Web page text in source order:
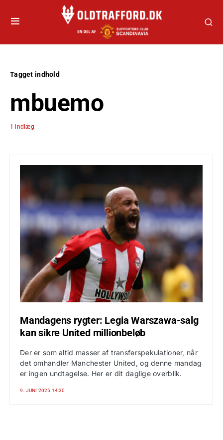
Tagget indhold
mbuemo
1 indlæg
Mandagens rygter: Legia Warszawa-salg
kan sikre United millionbeløb
Der er som altid masser af transferspekulationer, når
det omhandler Manchester United, og denne mandag
er ingen undtagelse. Her er dit daglige overblik.
9. JUNI 2025 14:30